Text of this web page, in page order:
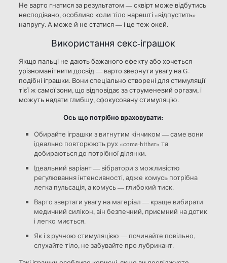
Не варто гнатися за результатом — сквірт може відбутись
несподівано, особливо коли тіло нарешті «відпустить»
напругу. А може й не статися — і це теж окей.
Використання секс-іграшок
Якщо пальці не дають бажаного ефекту або хочеться
урізноманітнити досвід — варто звернути увагу на G-
подібні іграшки. Вони спеціально створені для стимуляції
тієї ж самої зони, що відповідає за струменевий оргазм, і
можуть надати глибшу, сфокусовану стимуляцію.
Ось що потрібно враховувати:
Обирайте іграшки з вигнутим кінчиком — саме вони
ідеально повторюють рух «come-hither» та
добираються до потрібної ділянки.
Ідеальний варіант — вібратори з можливістю
регулювання інтенсивності, адже комусь потрібна
легка пульсація, а комусь — глибокий тиск.
Варто звертати увагу на матеріал — краще вибирати
медичний силікон, він безпечний, приємний на дотик
і легко миється.
Як і з ручною стимуляцією — починайте повільно,
слухайте тіло, не забувайте про лубрикант.